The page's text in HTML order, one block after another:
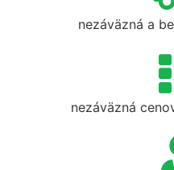
nezáväzná a
nezáväzná